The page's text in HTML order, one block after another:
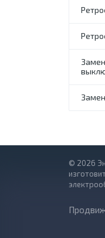
© 2026